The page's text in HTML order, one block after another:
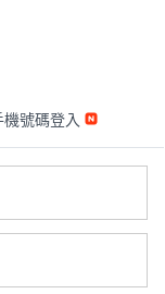
機號碼登入